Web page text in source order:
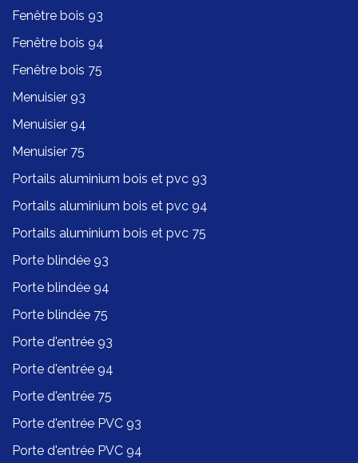
Fenêtre bois 93
Fenêtre bois 94
Fenêtre bois 75
Menuisier 93
Menuisier 94
Menuisier 75
Portails aluminium bois et pvc 93
Portails aluminium bois et pvc 94
Portails aluminium bois et pvc 75
Porte blindée 93
Porte blindée 94
Porte blindée 75
Porte d'entrée 93
Porte d'entrée 94
Porte d'entrée 75
Porte d'entrée PVC 93
Porte d'entrée PVC 94